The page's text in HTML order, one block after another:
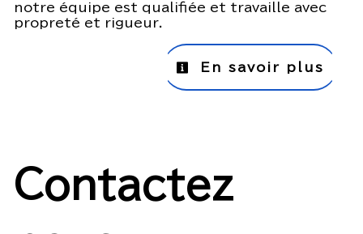
notre équipe est qualifiée et travaille avec
propreté et rigueur.
En savoir plus
Contactez